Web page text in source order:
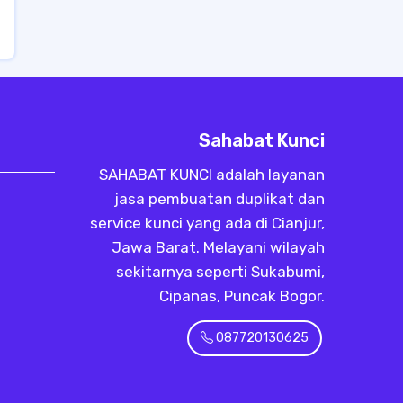
Sahabat Kunci
SAHABAT KUNCI adalah layanan
jasa pembuatan duplikat dan
service kunci yang ada di Cianjur,
Jawa Barat. Melayani wilayah
sekitarnya seperti Sukabumi,
Cipanas, Puncak Bogor.
087720130625